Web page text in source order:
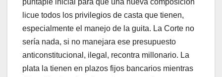
puntapié inicial para que una nueva composición
licue todos los privilegios de casta que tienen,
especialmente el manejo de la guita. La Corte no
sería nada, si no manejara ese presupuesto
anticonstitucional, ilegal, recontra millonario. La
plata la tienen en plazos fijos bancarios mientras